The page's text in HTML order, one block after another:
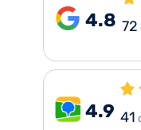
4.8 72
4.9 41